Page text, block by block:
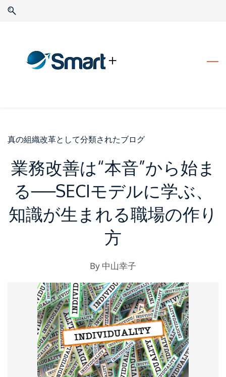
Skip
Skip
真の組織改革として分類されたブログ
業務改善は“本音”から始ま
る──SECIモデルに学ぶ、
知識が生まれる職場の作り
方
By 中山幸子